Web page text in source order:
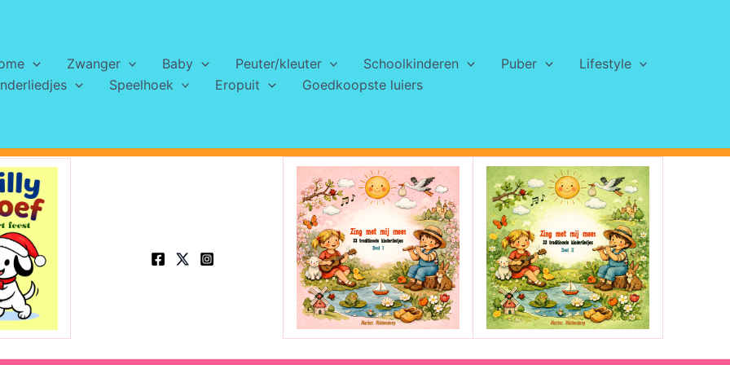
Zwanger Baby Peuter/kleuter Schoolkinderen Puber
Lifestyle
Speelhoek Eropuit Goedkoopste luiers